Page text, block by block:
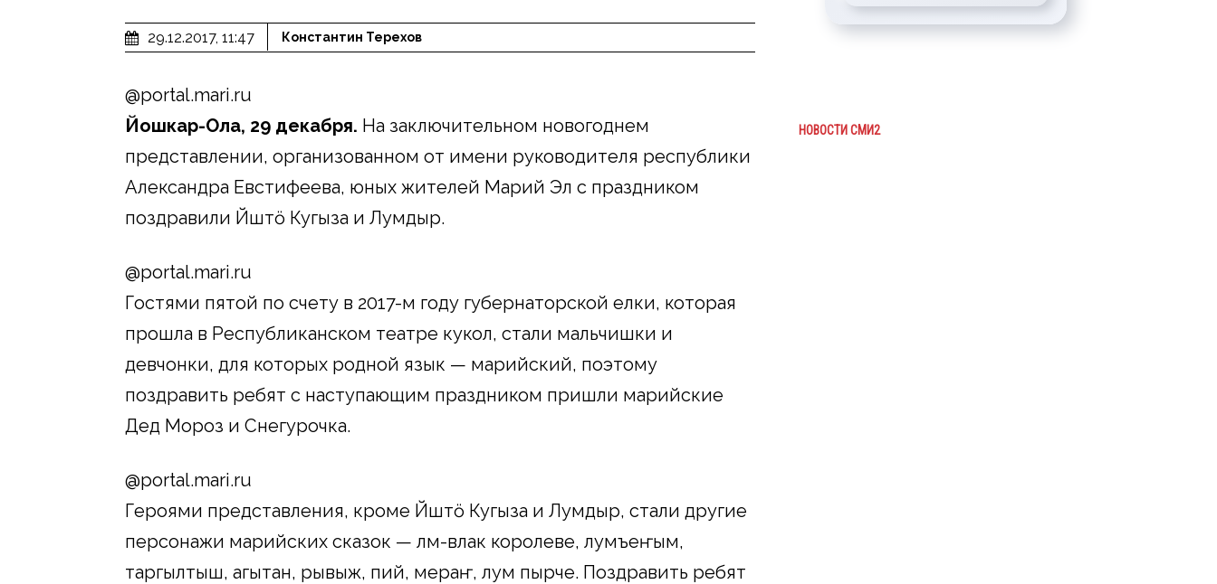
29.12.2017, 11:47 Константин Терехов
@portal.mari.ru
Йошкар-Ола, 29 декабря. На заключительном новогоднем
представлении, организованном от имени руководителя республики
Александра Евстифеева, юных жителей Марий Эл с праздником
поздравили Йӱштӧ Кугыза и Лумӱдыр.
@portal.mari.ru
Гостями пятой по счету в 2017-м году губернаторской елки, которая
прошла в Республиканском театре кукол, стали мальчишки и
девчонки, для которых родной язык — марийский, поэтому
поздравить ребят с наступающим праздником пришли марийские
Дед Мороз и Снегурочка.
@portal.mari.ru
Героями представления, кроме Йӱштӧ Кугыза и Лумӱдыр, стали другие
персонажи марийских сказок — лӱм-влак королеве, лумъеҥым,
таргылтыш, агытан, рывыж, пий, мераҥ, лум пырче. Поздравить ребят
НОВОСТИ СМИ2